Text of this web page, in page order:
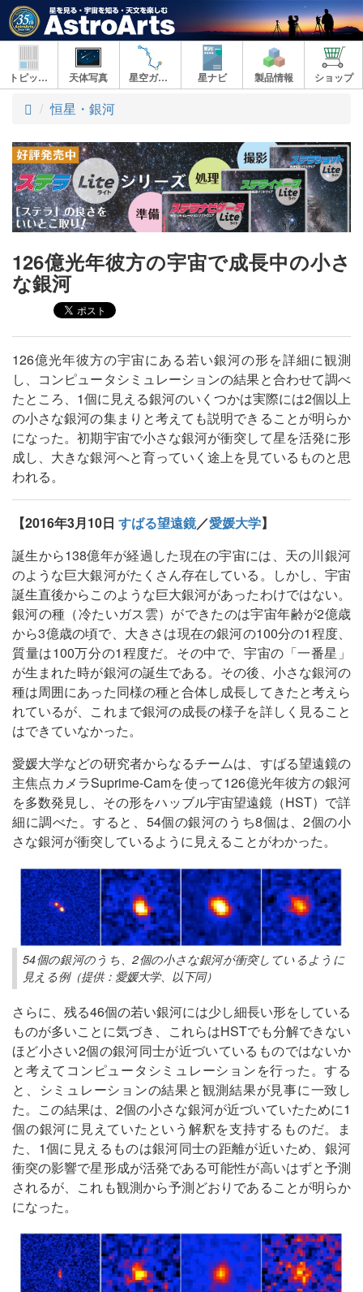
トピックス 天体写真 星空ガイド 星ナビ 製品情報 ショップ
ト
プ
恒星・銀河
126億光年彼方の宇宙で成長中の小さ
な銀河
126億光年彼方の宇宙にある若い銀河の形を詳細に観測
し、コンピュータシミュレーションの結果と合わせて調べ
たところ、1個に見える銀河のいくつかは実際には2個以上
の小さな銀河の集まりと考えても説明できることが明らか
になった。初期宇宙で小さな銀河が衝突して星を活発に形
成し、大きな銀河へと育っていく途上を見ているものと思
われる。
【2016年3月10日 すばる望遠鏡／愛媛大学】
誕生から138億年が経過した現在の宇宙には、天の川銀河
のような巨大銀河がたくさん存在している。しかし、宇宙
誕生直後からこのような巨大銀河があったわけではない。
銀河の種（冷たいガス雲）ができたのは宇宙年齢が2億歳
から3億歳の頃で、大きさは現在の銀河の100分の1程度、
質量は100万分の1程度だ。その中で、宇宙の「一番星」
が生まれた時が銀河の誕生である。その後、小さな銀河の
種は周囲にあった同様の種と合体し成長してきたと考えら
れているが、これまで銀河の成長の様子を詳しく見ること
はできていなかった。
愛媛大学などの研究者からなるチームは、すばる望遠鏡の
主焦点カメラSuprime-Camを使って126億光年彼方の銀河
を多数発見し、その形をハッブル宇宙望遠鏡（HST）で詳
細に調べた。すると、54個の銀河のうち8個は、2個の小
さな銀河が衝突しているように見えることがわかった。
54個の銀河のうち、2個の小さな銀河が衝突しているように
見える例（提供：愛媛大学、以下同）
さらに、残る46個の若い銀河には少し細長い形をしている
ものが多いことに気づき、これらはHSTでも分解できない
ほど小さい2個の銀河同士が近づいているものではないか
と考えてコンピュータシミュレーションを行った。する
と、シミュレーションの結果と観測結果が見事に一致し
た。この結果は、2個の小さな銀河が近づいていたために1
個の銀河に見えていたという解釈を支持するものだ。ま
た、1個に見えるものは銀河同士の距離が近いため、銀河
衝突の影響で星形成が活発である可能性が高いはずと予測
されるが、これも観測から予測どおりであることが明らか
になった。